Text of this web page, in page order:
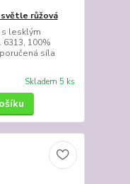
světle růžová
s lesklým
100%
síla
Skladem 5 ks